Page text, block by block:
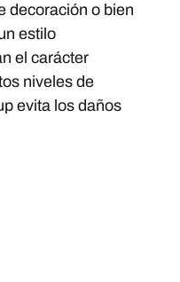
decoración o bien
estilo
el carácter
niveles de
evita los daños